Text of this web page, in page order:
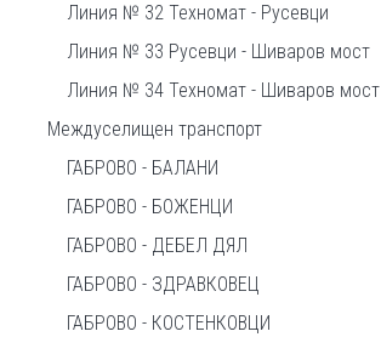
Линия № 32 Техномат - Русевци
Линия № 33 Русевци - Шиваров мост
Линия № 34 Техномат - Шиваров мост
Междуселищен транспорт
ГАБРОВО - БАЛАНИ
ГАБРОВО - БОЖЕНЦИ
ГАБРОВО - ДЕБЕЛ ДЯЛ
ГАБРОВО - ЗДРАВКОВЕЦ
ГАБРОВО - КОСТЕНКОВЦИ